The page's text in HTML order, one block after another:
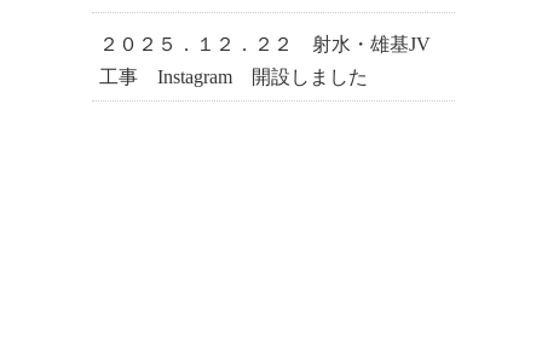
２０２５．１２．２２ 射水・雄基JV
工事 Instagram 開設しました